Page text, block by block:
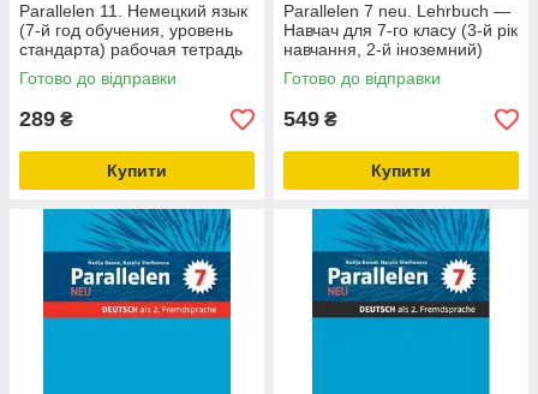
Parallelen 11. Немецкий язык
(7-й год обучения, уровень
стандарта) рабочая тетрадь
для 11 класса
Готово до відправки
289 ₴
Купити
Parallelen 7 neu. Lehrbuch —
Навчач для 7-го класу (3-й рік
навчання, 2-й іноземний)
Готово до відправки
549 ₴
Купити